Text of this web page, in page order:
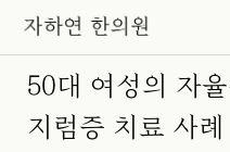
50대 여성의 자
지럼증 치료 사례